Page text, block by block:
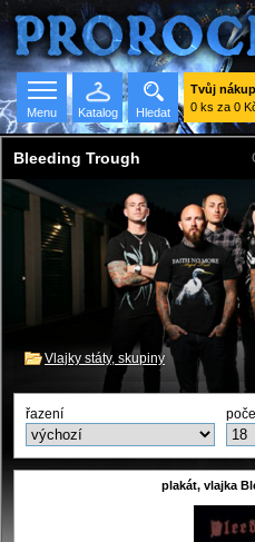
Hledat
Menu
Tvůj
0 ks za 0
Bleeding Trough
Vlajky státy, skupiny
řazení
plakát, vlajka
Katalog